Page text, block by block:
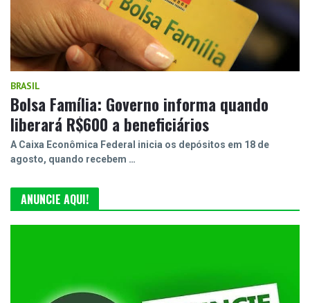
BRASIL
Bolsa Família: Governo informa quando
liberará R$600 a beneficiários
A Caixa Econômica Federal inicia os depósitos em 18 de
agosto, quando recebem …
ANUNCIE AQUI!